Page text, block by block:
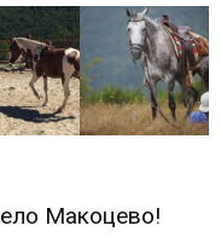
Макоцево!